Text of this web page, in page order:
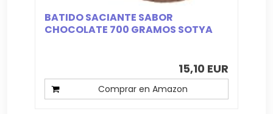
BATIDO SACIANTE SABOR
CHOCOLATE 700 GRAMOS SOTYA
15,10 EUR
Comprar en Amazon